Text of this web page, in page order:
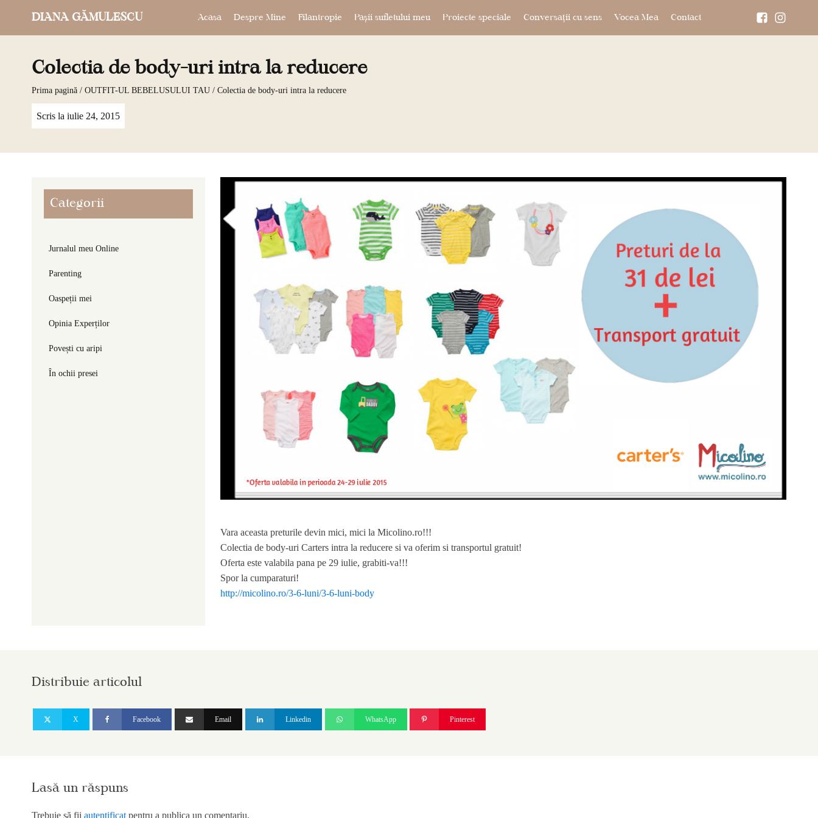
DIANA GĂMULESCU Acasa Despre Mine Filantropie Pașii sufletului meu Proiecte speciale Conversații cu sens Vocea Mea Contact
Colectia de body-uri intra la reducere
Prima pagină / OUTFIT-UL BEBELUSULUI TAU / Colectia de body-uri intra la reducere
Scris la iulie 24, 2015
Categorii
Jurnalul meu Online
Parenting
Oaspeții mei
Opinia Experților
Povești cu aripi
În ochii presei
Vara aceasta preturile devin mici, mici la Micolino.ro!!!
Colectia de body-uri Carters intra la reducere si va oferim si transportul gratuit!
Oferta este valabila pana pe 29 iulie, grabiti-va!!!
Spor la cumparaturi!
http://micolino.ro/3-6-luni/3-6-luni-body
Distribuie articolul
X Facebook Email Linkedin WhatsApp Pinterest
Lasă un răspuns
Trebuie să fii autentificat pentru a publica un comentariu.